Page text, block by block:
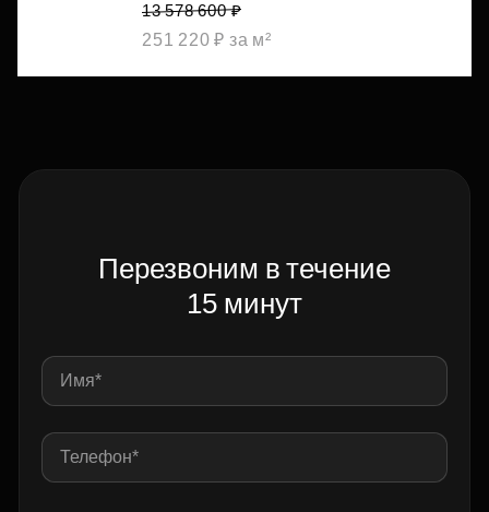
13 578 600 ₽
251 220 ₽ за м²
Перезвоним в течение
15 минут